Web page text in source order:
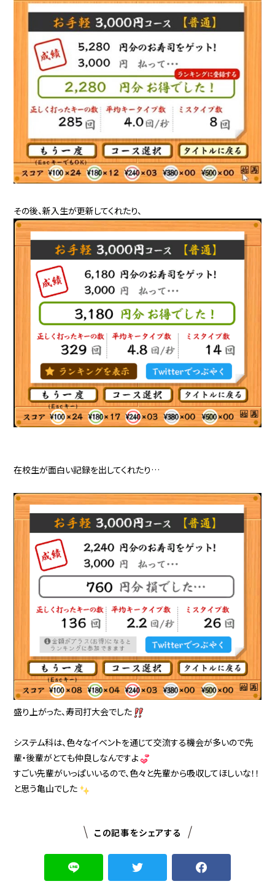
その後、新入生が更新してくれたり、
在校生が面白い記録を出してくれたり…
盛り上がった、寿司打大会でした
システム科は、色々なイベントを通じて交流する機会が多いので先
輩・後輩がとても仲良しなんですよ
すごい先輩がいっぱいいるので、色々と先輩から吸収してほしいな！！
と思う亀山でした
この記事をシェアする